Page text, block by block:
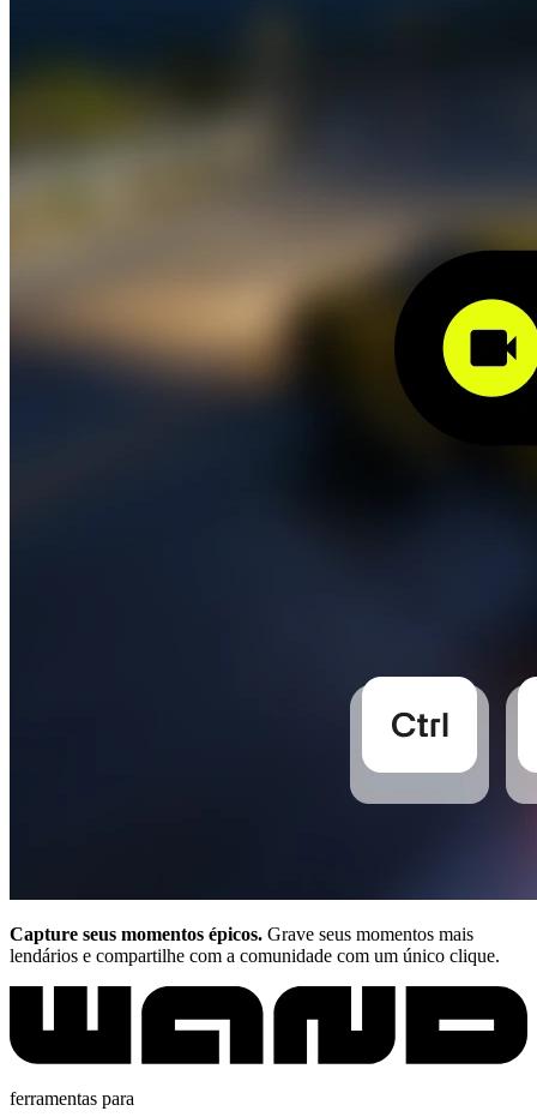
Capture seus momentos épicos. Grave seus momentos mais
lendários e compartilhe com a comunidade com um único clique.
ferramentas para